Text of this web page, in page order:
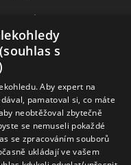
OD SMLOUVY
Naše značky
s
Aby expert na
pamatoval si, co máte
neobtěžoval zbytečně
se nemuseli pokaždé
se zpracováním souborů
ukládají ve vašem